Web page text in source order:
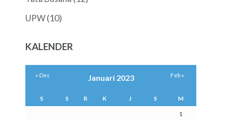
UPW(10)
KALENDER
Januari 2023
S S R K J S M
1
« Des Feb »